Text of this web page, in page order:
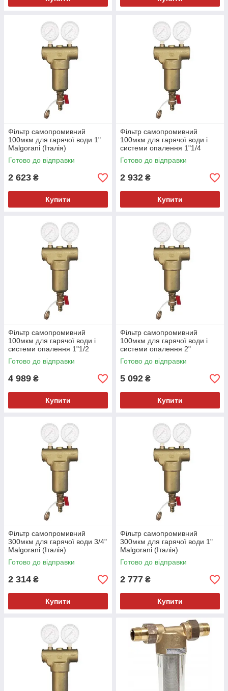
Фільтр самопромивний
100мкм для гарячої води 1"
Malgorani (Італія)
Готово до відправки
2 623 ₴
Купити
Фільтр самопромивний
100мкм для гарячої води і
системи опалення 1"1/4
Malgorani (Італія)
Готово до відправки
2 932 ₴
Купити
Фільтр самопромивний
100мкм для гарячої води і
системи опалення 1"1/2
Malgorani (Італія)
Готово до відправки
4 989 ₴
Купити
Фільтр самопромивний
100мкм для гарячої води і
системи опалення 2"
Malgorani (Італія)
Готово до відправки
5 092 ₴
Купити
Фільтр самопромивний
300мкм для гарячої води 3/4"
Malgorani (Італія)
Готово до відправки
2 314 ₴
Купити
Фільтр самопромивний
300мкм для гарячої води 1"
Malgorani (Італія)
Готово до відправки
2 777 ₴
Купити